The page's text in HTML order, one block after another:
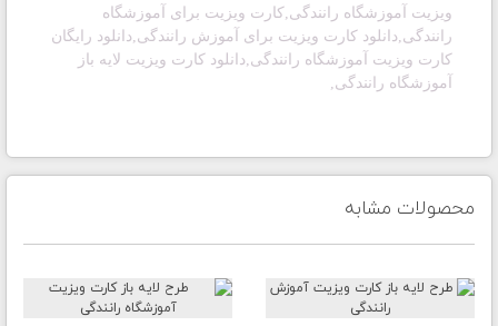
ویزیت آموزشگاه رانندگی,کارت ویزیت برای آموزشگاه
رانندگی,دانلود کارت ویزیت برای آموزش رانندگی,دانلود رایگان
کارت ویزیت آموزشگاه رانندگی,دانلود کارت ویزیت لایه باز
آموزشگاه رانندگی,
محصولات مشابه